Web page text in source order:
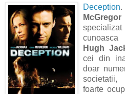
Deception.
McGregor
Hugh
cei din
doar
societatii,
foarte